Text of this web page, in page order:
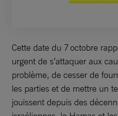
Cette date du 7 octobre
urgent de s’attaquer aux
problème, de cesser de
les parties et de mettre un
jouissent depuis des